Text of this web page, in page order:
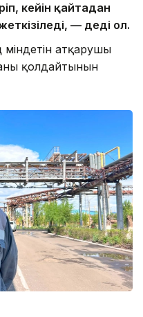
кейін қайтадан
— деді ол.
міндетін атқарушы
қолдайтынын